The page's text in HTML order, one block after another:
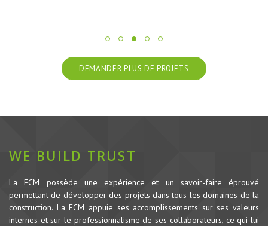
DEMANDER PLUS DE PROJETS
WE BUILD TRUST
La FCM possède une expérience et un savoir-faire éprouvé
permettant de développer des projets dans tous les domaines de la
construction. La FCM appuie ses accomplissements sur ses valeurs
internes et sur le professionnalisme de ses collaborateurs, ce qui lui